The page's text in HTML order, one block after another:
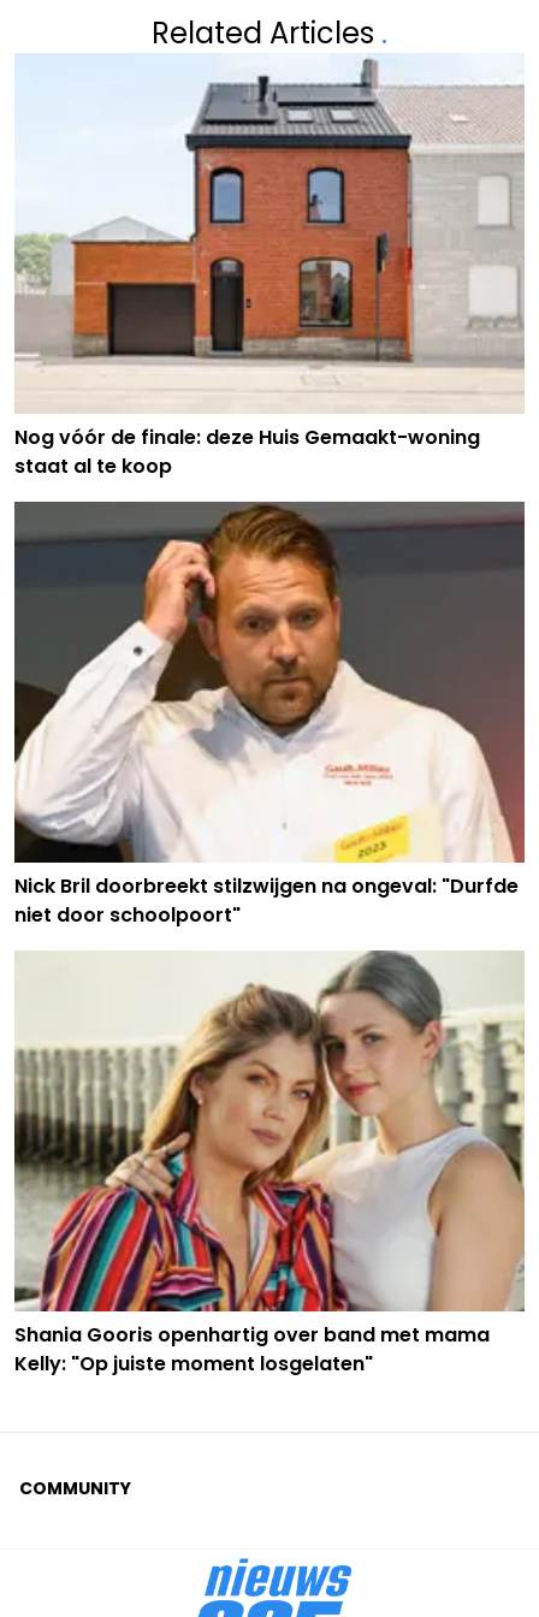
Related Articles .
Nog vóór de finale: deze Huis Gemaakt-woning
staat al te koop
Nick Bril doorbreekt stilzwijgen na ongeval: "Durfde
niet door schoolpoort"
Shania Gooris openhartig over band met mama
Kelly: "Op juiste moment losgelaten"
COMMUNITY